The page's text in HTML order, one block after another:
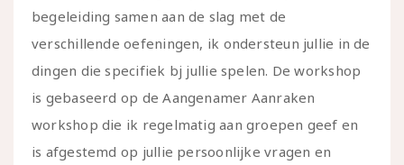
begeleiding samen aan de slag met de
verschillende oefeningen, ik ondersteun jullie in de
dingen die specifiek bj jullie spelen. De workshop
is gebaseerd op de Aangenamer Aanraken
workshop die ik regelmatig aan groepen geef en
is afgestemd op jullie persoonlijke vragen en